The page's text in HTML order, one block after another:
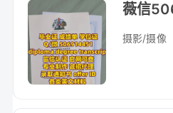
摄影/摄像